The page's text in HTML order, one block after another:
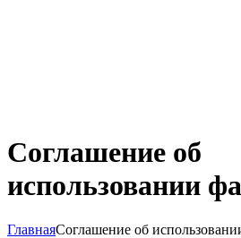
Соглашение об
использовании
ГлавнаяСоглашение об